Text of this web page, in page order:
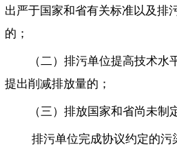
出严于国家和省有关标准以及排
的；
（二）排污单位提高技术
提出削减排放量的；
（三）排放国家和省尚未制
排污单位完成协议约定的污